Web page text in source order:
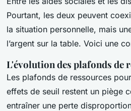
Pourtant, les deux peuvent
la situation personnelle, mais
l’argent sur la table. Voici une
L'évolution des plafonds de
Les plafonds de ressources
effets de seuil restent un piège
entraîner une perte